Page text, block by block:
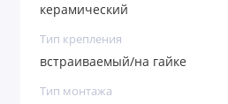
керамический
Тип крепления
встраиваемый/на гайке
Тип монтажа